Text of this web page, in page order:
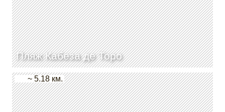
Пляж Кабеза де Торо
~ 5.18 км.